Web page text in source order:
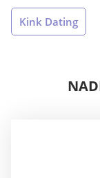
Kink Dating